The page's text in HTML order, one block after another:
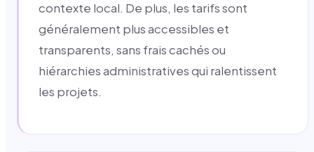
contexte local. De plus, les tarifs sont
généralement plus accessibles et
transparents, sans frais cachés ou
hiérarchies administratives qui ralentissent
les projets.